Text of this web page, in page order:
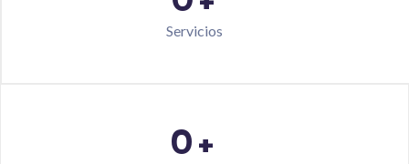
Servicios
0 +